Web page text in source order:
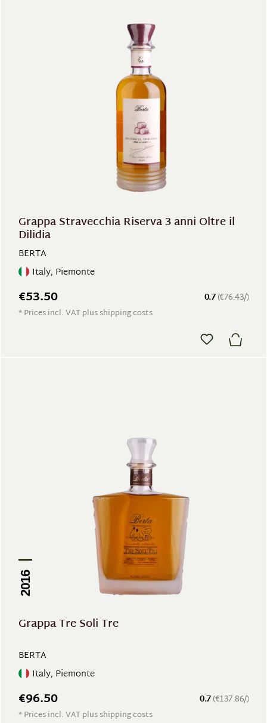
Grappa Stravecchia Riserva 3 anni Oltre il
Dilidia
BERTA
Italy, Piemonte
0.7(€76.43/)
€53.50
* Prices incl. VAT plus shipping costs
2016
Grappa Tre Soli Tre
BERTA
Italy, Piemonte
0.7(€137.86/)
€96.50
* Prices incl. VAT plus shipping costs